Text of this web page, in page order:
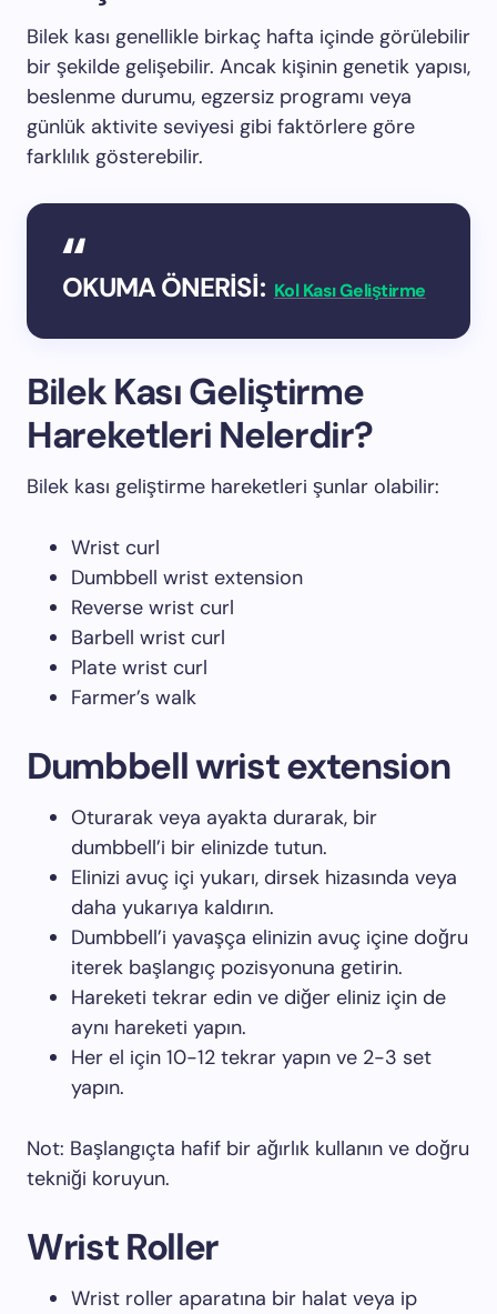
Bilek kası genellikle birkaç hafta içinde görülebilir
bir şekilde gelişebilir. Ancak kişinin genetik yapısı,
beslenme durumu, egzersiz programı veya
günlük aktivite seviyesi gibi faktörlere göre
farklılık gösterebilir.
OKUMA ÖNERİSİ: Kol Kası Geliştirme
Bilek Kası Geliştirme
Hareketleri Nelerdir?
Bilek kası geliştirme hareketleri şunlar olabilir:
Wrist curl
Dumbbell wrist extension
Reverse wrist curl
Barbell wrist curl
Plate wrist curl
Farmer’s walk
Dumbbell wrist extension
Oturarak veya ayakta durarak, bir
dumbbell’i bir elinizde tutun.
Elinizi avuç içi yukarı, dirsek hizasında veya
daha yukarıya kaldırın.
Dumbbell’i yavaşça elinizin avuç içine doğru
iterek başlangıç pozisyonuna getirin.
Hareketi tekrar edin ve diğer eliniz için de
aynı hareketi yapın.
Her el için 10-12 tekrar yapın ve 2-3 set
yapın.
Not: Başlangıçta hafif bir ağırlık kullanın ve doğru
tekniği koruyun.
Wrist Roller
Wrist roller aparatına bir halat veya ip